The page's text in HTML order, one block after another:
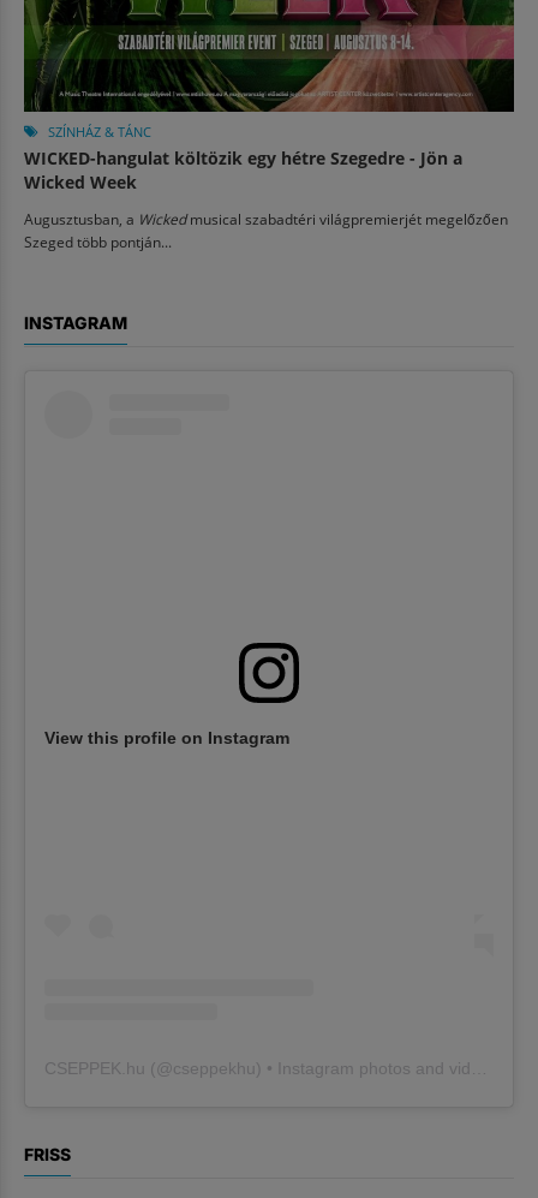
SZÍNHÁZ & TÁNC
WICKED-hangulat költözik egy hétre Szegedre - Jön a
Wicked Week
Augusztusban, a Wickedmusical szabadtéri világpremierjét megelőzően
Szeged több pontján...
INSTAGRAM
View this profile on Instagram
CSEPPEK.hu (@cseppekhu ) • Instagram photos and videos
FRISS